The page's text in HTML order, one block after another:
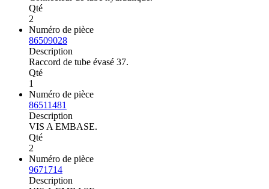
Qté
2
Numéro de pièce
86509028
Description
Raccord de tube évasé 37.
Qté
1
Numéro de pièce
86511481
Description
VIS A EMBASE.
Qté
2
Numéro de pièce
9671714
Description